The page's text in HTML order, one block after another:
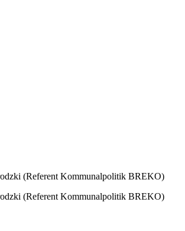
(Referent Kommunalpolitik BREKO)
(Referent Kommunalpolitik BREKO)